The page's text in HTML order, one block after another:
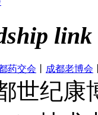
link
药交会 成都老博会
世纪康